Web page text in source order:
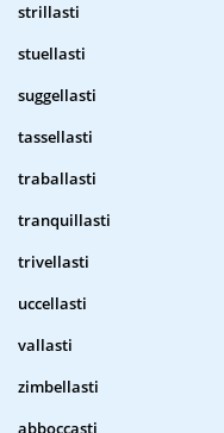
strillasti
stuellasti
suggellasti
tassellasti
traballasti
tranquillasti
trivellasti
uccellasti
vallasti
zimbellasti
abboccasti